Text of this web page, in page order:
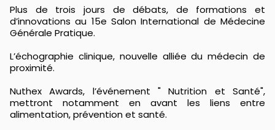
Plus de trois jours de débats, de formations et
d’innovations au 15e Salon International de Médecine
Générale Pratique.
L’échographie clinique, nouvelle alliée du médecin de
proximité.
Nuthex Awards, l’événement " Nutrition et Santé",
mettront notamment en avant les liens entre
alimentation, prévention et santé.